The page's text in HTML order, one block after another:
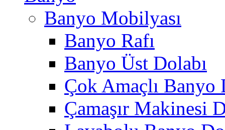
Banyo Mobilyası
Banyo Rafı
Banyo Üst Dolabı
Çok Amaçlı Banyo
Çamaşır Makinesi